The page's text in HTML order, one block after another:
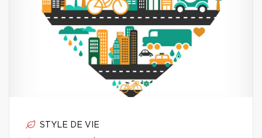
STYLE DE VIE